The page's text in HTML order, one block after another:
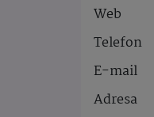
Web
Telefon
E-mail
Adresa